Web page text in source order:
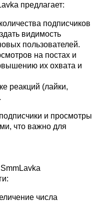
предлагает:
подписчиков
видимость
пользователей.
на постах и
их охвата и
реакций (лайки,
и просмотры
что важно для
числа